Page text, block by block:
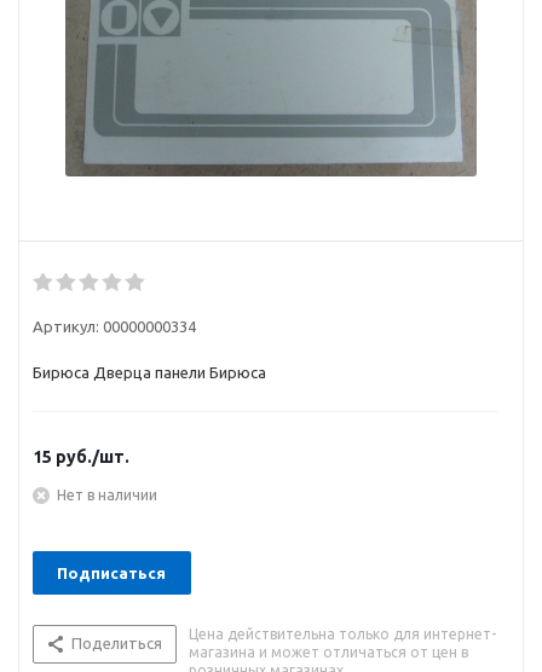
Артикул: 00000000334
Бирюса Дверца панели Бирюса
15 руб./шт.
Нет в наличии
Подписаться
Поделиться
Цена действительна только для интернет-
магазина и может отличаться от цен в